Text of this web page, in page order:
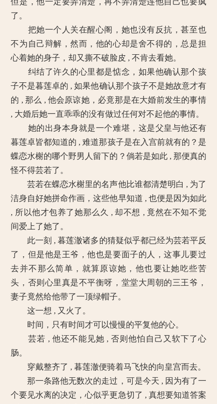
了。
把她一个人关在醒心阁，她也没有反抗，甚至也
不为自己辩解，然而，他的心却是舍不得的，总是担
心着她的身子，却又撕不破脸皮 , 不肯去看她。
纠结了许久的心里都是惦念，如果他确认那个孩
子不是暮莲卓的 , 如果他确认那个孩子不是她故意才有
的 , 那么 , 他会原谅她，必竟那是在大婚前发生的事情
, 大婚后她一直乖乖的没有做过任何对不起他的事情。
她的出身本身就是一个难堪，这是父皇与他还有
暮莲卓皆都知道的 , 难道那孩子是在入宫前就有的？是
蝶恋水榭的哪个野男人留下的？倘若是如此 , 那便真的
怪不得芸若了。
芸若在蝶恋水榭里的名声他比谁都清楚明白 , 为了
洁身自好她拼命作画，这些他早知道 , 也便是因为如此
, 所以他才包养了她那么久 , 却不想 , 竟然在不知不觉
间爱上了她了。
此一刻 , 暮莲澈诸多的猜疑似乎都已经为芸若平反
了，但是他是王爷，他也是要面子的人，这事儿要过
去并不那么简单，就算原谅她，他也要让她吃些苦
头，否则心里真是不平衡呀，堂堂大周朝的三王爷，
妻子竟然给他带了一顶绿帽子。
这一想 , 又火了。
时间，只有时间才可以慢慢的平复他的心。
芸若 , 他还不能见她 , 否则他怕自己又软下了心
肠。
穿戴整齐了 , 暮莲澈便骑着马飞快的向皇宫而去。
那一条路他无数次的走过，可是今天 , 因为有了一
个要见水离的决定，心似乎更急切了 , 真想要知道答案